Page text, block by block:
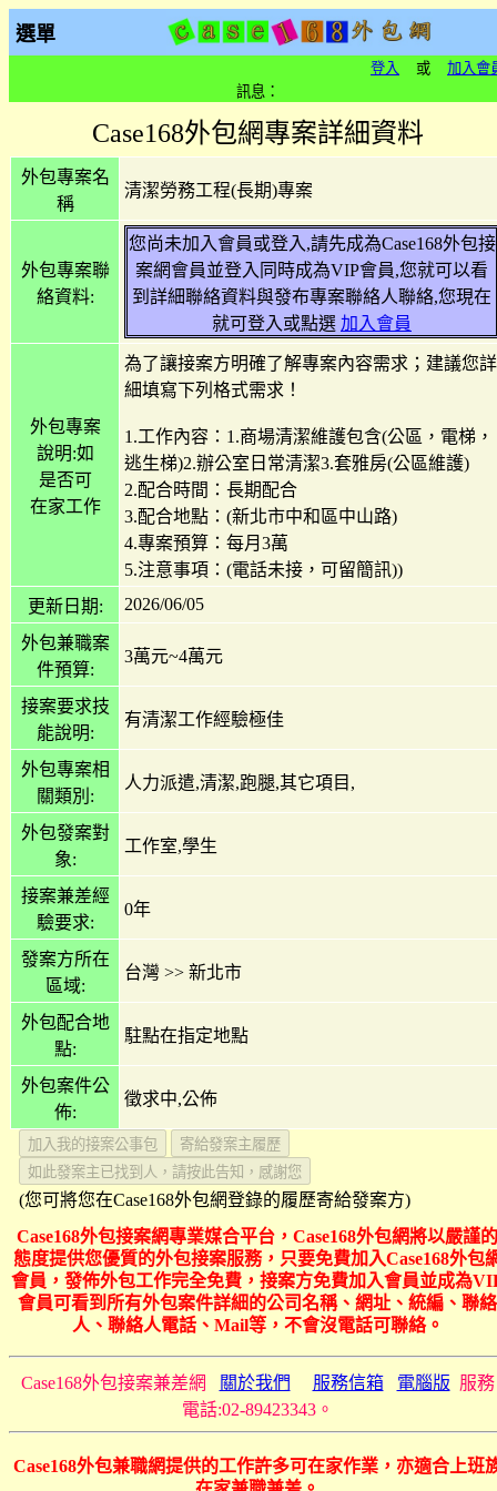
選單
登入 或 加入會
訊息：
Case168外包網專案詳細資料
外包專案名
稱
清潔勞務工程(長期)專案
外包專案聯
絡資料:
您尚未加入會員或登入,請先成為Case168外包接
案網會員並登入同時成為VIP會員,您就可以看
到詳細聯絡資料與發布專案聯絡人聯絡,您現在
就可登入或點選 加入會員
外包專案
說明:如
是否可
在家工作
為了讓接案方明確了解專案內容需求；建議您詳
細填寫下列格式需求！
1.工作內容：1.商場清潔維護包含(公區，電梯，
逃生梯)2.辦公室日常清潔3.套雅房(公區維護)
2.配合時間：長期配合
3.配合地點：(新北市中和區中山路)
4.專案預算：每月3萬
5.注意事項：(電話未接，可留簡訊))
更新日期:
2026/06/05
外包兼職案
件預算:
3萬元~4萬元
接案要求技
能說明:
有清潔工作經驗極佳
外包專案相
關類別:
人力派遣,清潔,跑腿,其它項目,
外包發案對
象:
工作室,學生
接案兼差經
驗要求:
0年
發案方所在
區域:
台灣 >> 新北市
外包配合地
點:
駐點在指定地點
外包案件公
佈:
徵求中,公佈
(您可將您在Case168外包網登錄的履歷寄給發案方)
Case168外包接案網專業媒合平台，Case168外包網將以嚴謹的
態度提供您優質的外包接案服務，只要免費加入Case168外包
會員，發佈外包工作完全免費，接案方免費加入會員並成為
會員可看到所有外包案件詳細的公司名稱、網址、統編、聯絡
人、聯絡人電話、Mail等，不會沒電話可聯絡。
Case168外包接案兼差網 關於我們 服務信箱 電腦版 服務
電話:02-89423343。
Case168外包兼職網提供的工作許多可在家作業，亦適合上班